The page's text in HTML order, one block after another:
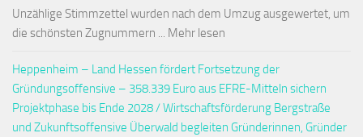
Unzählige Stimmzettel wurden nach dem Umzug ausgewertet, um
die schönsten Zugnummern ... Mehr lesen
Heppenheim – Land Hessen fördert Fortsetzung der
Gründungsoffensive – 358.339 Euro aus EFRE-Mitteln sichern
Projektphase bis Ende 2028 / Wirtschaftsförderung Bergstraße
und Zukunftsoffensive Überwald begleiten Gründerinnen, Gründer